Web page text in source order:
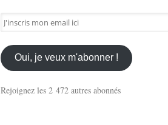
J'inscris
mon
email
ici
Oui, je veux m'abonner !
Rejoignez les 2 472 autres abonnés